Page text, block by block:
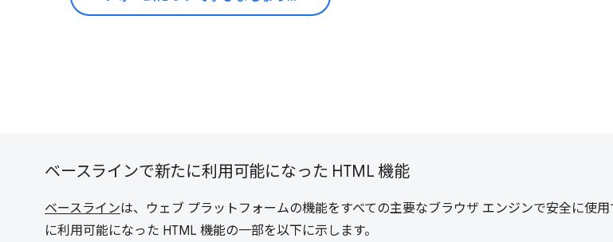
ベースラインで新たに利用可能になった HTML 機能
ベースラインは、ウェブ プラットフォームの機能をすべての主要なブラウザ エンジンで安全に使
に利用可能になった HTML 機能の一部を以下に示します。